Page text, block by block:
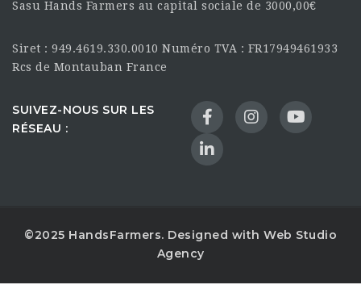
Sasu Hands Farmers au capital sociale de 3000,00€
Siret : 949.4619.330.0010 Numéro TVA : FR17949461933
Rcs de Montauban France
SUIVEZ-NOUS SUR LES
RÉSEAU :
©2025 HandsFarmers. Designed with Web Studio
Agency